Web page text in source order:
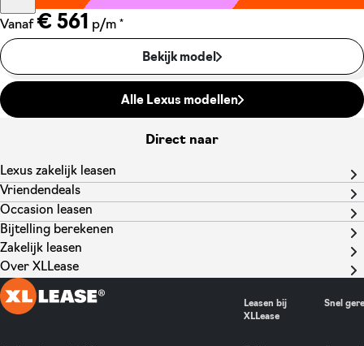
Vanaf € 561 p/m *
Bekijk model
Alle Lexus modellen
Direct naar
Lexus zakelijk leasen
Vriendendeals
Occasion leasen
Bijtelling berekenen
Zakelijk leasen
Over XLLease
Leasen bij
XLLease
Snel